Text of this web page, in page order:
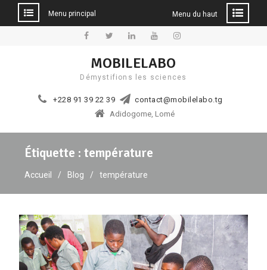
Menu principal Menu du haut
MOBILELABO
Démystifions les sciences
+228 91 39 22 39
contact@mobilelabo.tg
Adidogome, Lomé
Étiquette :température
Accueil Blog température